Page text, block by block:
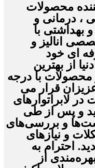
محصولات
، درمانی و
بهداشتی با
انالیز و
ای خود
از بهترین
و محصولات با درجه
عزیزان قرار می
لابراتوارهای
و پس از طی
و بررسی‌های
و نیازهای
احترام به
از